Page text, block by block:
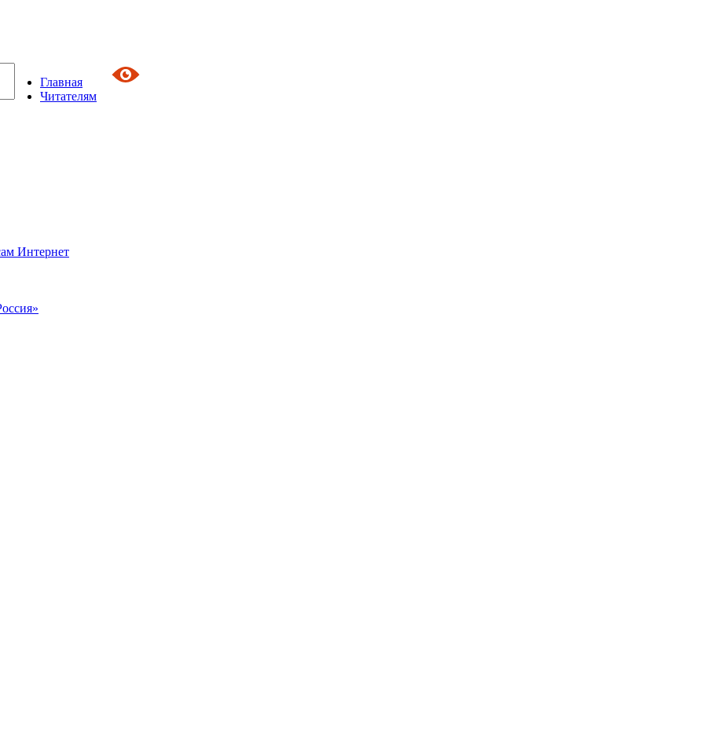
Главная
Читателям
Интернет